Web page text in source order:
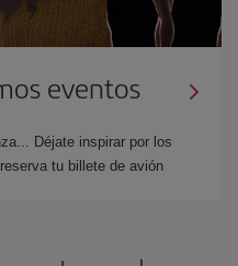
eventos
Déjate inspirar por los
tu billete de avión